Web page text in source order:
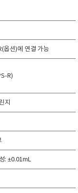
옵션)에 연결 가능
R)
지
: ±0.01mL